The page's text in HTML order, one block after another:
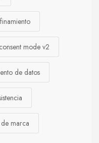
consent mode v2
de datos
marca